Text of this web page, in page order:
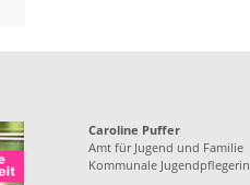
Caroline Puffer
Amt für Jugend und Familie
Kommunale Jugendpflegerin